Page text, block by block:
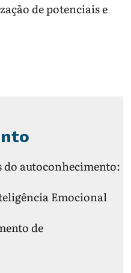
de potenciais e
do autoconhecimento:
Emocional
de